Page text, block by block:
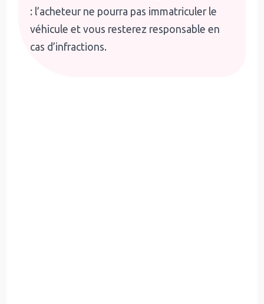
: l’acheteur ne pourra pas immatriculer le
véhicule et vous resterez responsable en
cas d’infractions.